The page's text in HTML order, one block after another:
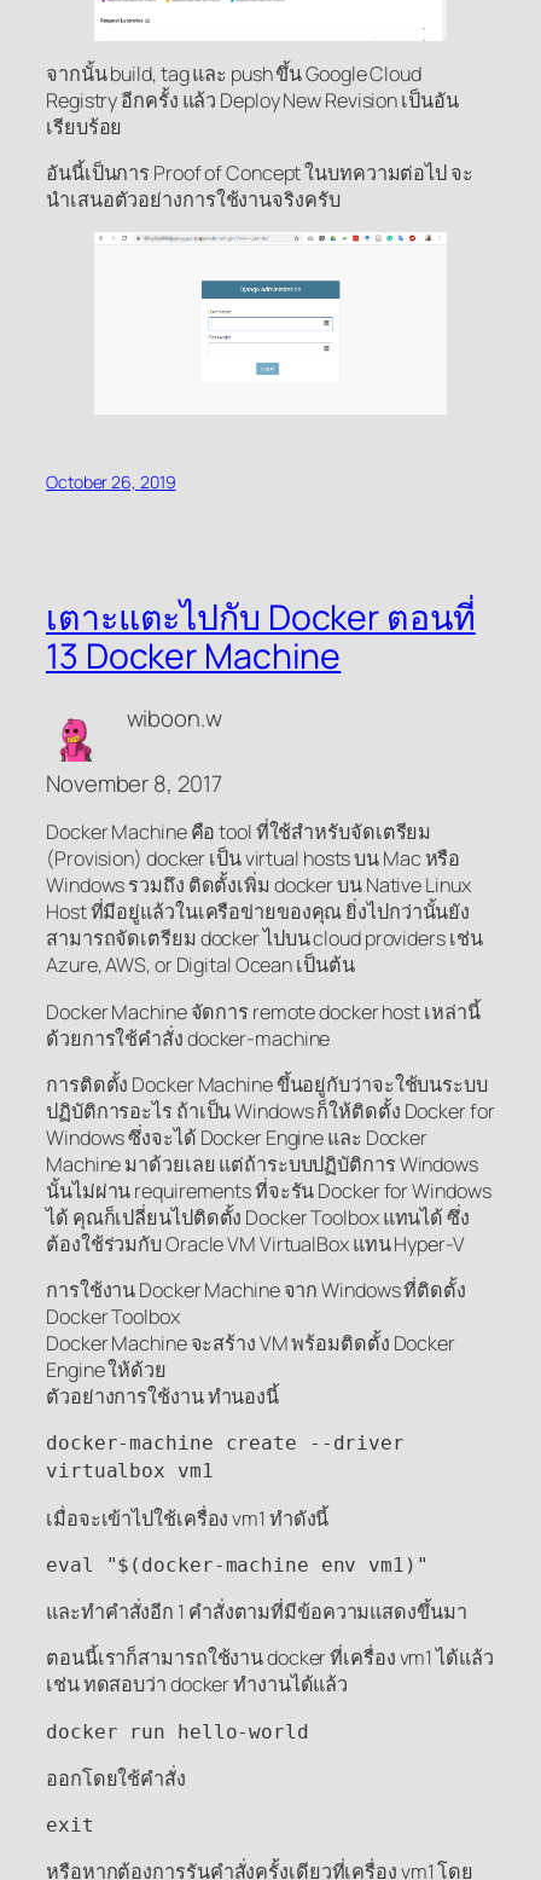
จากนั้น build, tag และ push ขึ้น Google Cloud
Registry อีกครั้ง แล้ว Deploy New Revision เป็นอัน
เรียบร้อย
อันนี้เป็นการ Proof of Concept ในบทความต่อไป จะ
นำเสนอตัวอย่างการใช้งานจริงครับ
October 26, 2019
เตาะแตะไปกับ Docker ตอนที่
13 Docker Machine
wiboon.w
November 8, 2017
Docker Machine คือ tool ที่ใช้สำหรับจัดเตรียม
(Provision) docker เป็น virtual hosts บน Mac หรือ
Windows รวมถึง ติดตั้งเพิ่ม docker บน Native Linux
Host ที่มีอยู่แล้วในเครือข่ายของคุณ ยิ่งไปกว่านั้นยัง
สามารถจัดเตรียม docker ไปบน cloud providers เช่น
Azure, AWS, or Digital Ocean เป็นต้น
Docker Machine จัดการ remote docker host เหล่านี้
ด้วยการใช้คำสั่ง docker-machine
การติดตั้ง Docker Machine ขึ้นอยู่กับว่าจะใช้บนระบบ
ปฏิบัติการอะไร ถ้าเป็น Windows ก็ให้ติดตั้ง Docker for
Windows ซึ่งจะได้ Docker Engine และ Docker
Machine มาด้วยเลย แต่ถ้าระบบปฏิบัติการ Windows
นั้นไม่ผ่าน requirements ที่จะรัน Docker for Windows
ได้ คุณก็เปลี่ยนไปติดตั้ง Docker Toolbox แทนได้ ซึ่ง
ต้องใช้ร่วมกับ Oracle VM VirtualBox แทน Hyper-V
การใช้งาน Docker Machine จาก Windows ที่ติดตั้ง
Docker Toolbox
Docker Machine จะสร้าง VM พร้อมติดตั้ง Docker
Engine ให้ด้วย
ตัวอย่างการใช้งาน ทำนองนี้
docker-machine create --driver
virtualbox vm1
เมื่อจะเข้าไปใช้เครื่อง vm1 ทำดังนี้
eval "$(docker-machine env vm1)"
และทำคำสั่งอีก 1 คำสั่งตามที่มีข้อความแสดงขึ้นมา
ตอนนี้เราก็สามารถใช้งาน docker ที่เครื่อง vm1 ได้แล้ว
เช่น ทดสอบว่า docker ทำงานได้แล้ว
docker run hello-world
ออกโดยใช้คำสั่ง
exit
หรือหากต้องการรันคำสั่งครั้งเดียวที่เครื่อง vm1 โดย